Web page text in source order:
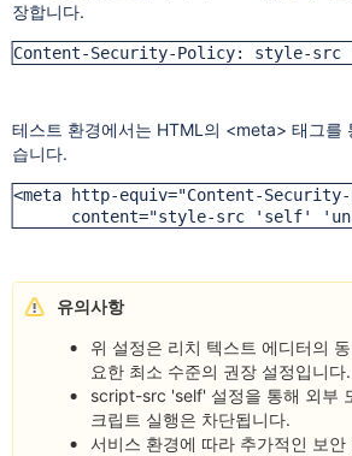
장합니다.
Content-Security-Policy: style-
테스트 환경에서는 HTML의 <meta> 태그를
습니다.
<meta http-equiv="Content-
content="style-src 'self'
유의사항
위 설정은 리치 텍스트 에디터의
요한 최소 수준의 권장 설정입니다.
script-src 'self' 설정을 통해 외부
크립트 실행은 차단됩니다.
서비스 환경에 따라 추가적인 보안